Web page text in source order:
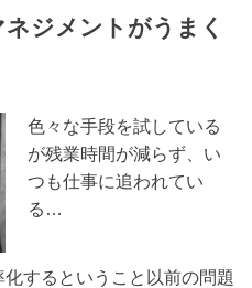
ジメントがうまく
色々な手段を試している
が残業時間が減らず、い
つも仕事に追われてい
る…
するということ以前の問題